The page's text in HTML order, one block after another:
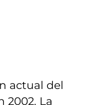
actual del
2002. La